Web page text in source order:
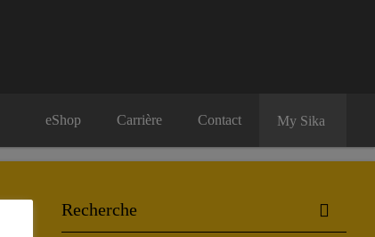
eShop Carrière Contact My Sika